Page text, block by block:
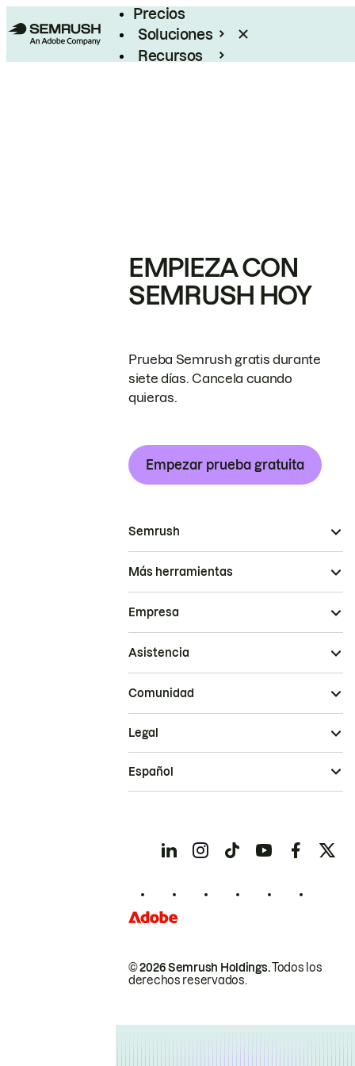
Precios
Soluciones
Recursos
EMPIEZA CON
SEMRUSH HOY
Prueba Semrush gratis durante
siete días. Cancela cuando
quieras.
Empezar prueba gratuita
Semrush
Más herramientas
Empresa
Asistencia
Comunidad
© 2026 Semrush Holdings.Todos los
derechos reservados.
Legal
Español